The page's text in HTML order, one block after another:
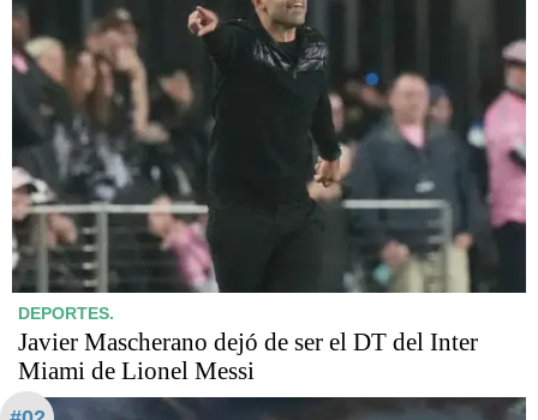
DEPORTES.
Javier Mascherano dejó de ser el DT del Inter
Miami de Lionel Messi